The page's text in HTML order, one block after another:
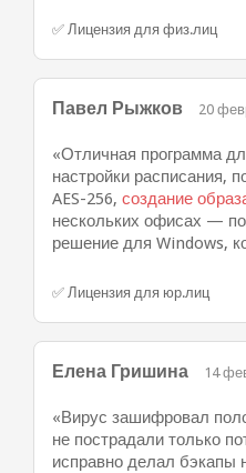
✅ Лицензия для физ.лиц
Павел Рыжков 20
«Отличная программа
настройки расписания,
AES-256, создание
нескольких офисах —
решение для Windows,
✅ Лицензия для юр.лиц
Елена Гришина 14
«Вирус зашифровал
не пострадали только
исправно делал бэкапы